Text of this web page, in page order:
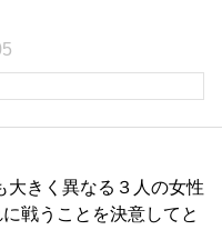
大きく異なる３人の女性
戦うことを決意してと